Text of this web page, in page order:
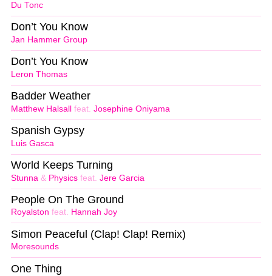
Du Tonc
Jan Hammer Group
Don’t You Know
Leron Thomas
Don’t You Know
Matthew Halsall feat. Josephine Oniyama
Badder Weather
Luis Gasca
Spanish Gypsy
Stunna & Physics feat. Jere Garcia
World Keeps Turning
Royalston feat. Hannah Joy
People On The Ground
Moresounds
Simon Peaceful (Clap! Clap! Remix)
One Thing